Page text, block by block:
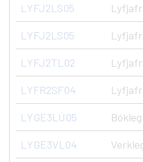
LYFJ2LS05
LYFJ2LS05
LYFJ2TL02
LYFR2SF04
LYGE3LÚ05
LYGE3VL04